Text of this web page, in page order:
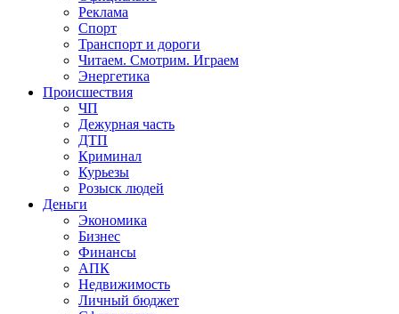
Реклама
Спорт
Транспорт и дороги
Читаем. Смотрим. Играем
Энергетика
Происшествия
ЧП
Дежурная часть
ДТП
Криминал
Курьезы
Розыск людей
Деньги
Экономика
Бизнес
Финансы
АПК
Недвижимость
Личный бюджет